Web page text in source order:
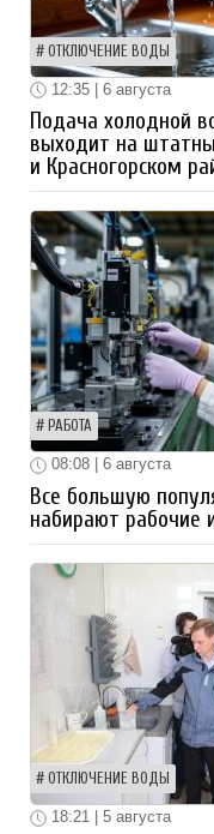
ОТКЛЮЧЕНИЕ ВОДЫ
12:35 | 6 августа
Подача холодной
выходит на
и Красногорском
РАБОТА
08:08 | 6 августа
Все большую
набирают рабочие
ОТКЛЮЧЕНИЕ ВОДЫ
18:21 | 5 августа